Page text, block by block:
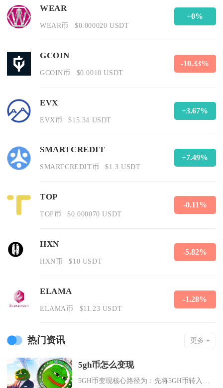
WEAR
WEAR币 $0.000020 USDT
+0%
GCOIN
GCOIN币 $0.0010 USDT
-10.33%
EVX
EVX币 $15.34 USDT
+3.67%
SMARTCREDIT
SMARTCREDIT币 $1.3 USDT
+7.49%
TOP
TOP币 $0.000070 USDT
-0.11%
HXN
HXN币 $10 USDT
-5.82%
ELAMA
ELAMA币 $11.23 USDT
-1.28%
热门资讯 更多 +
5gh币怎么变现